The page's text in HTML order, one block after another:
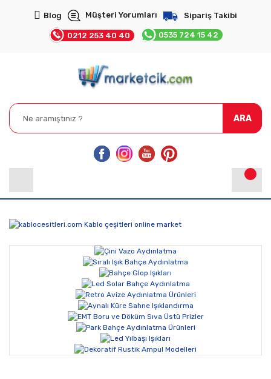
Blog Müşteri Yorumları Sipariş Takibi
0212 253 40 40 0535 724 15 42
ARA